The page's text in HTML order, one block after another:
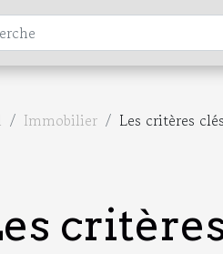
Immobilier Les critères